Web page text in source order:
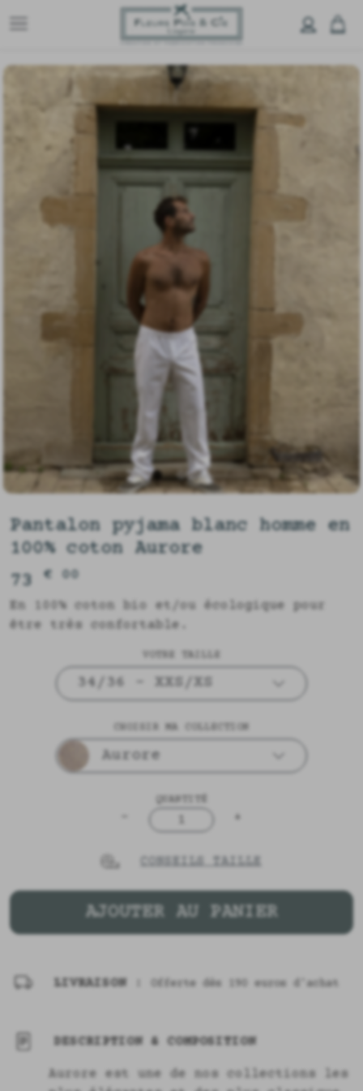
Pantalon pyjama blanc homme en
100% coton Aurore
73€ 00
En 100% coton bio et/ou écologique pour
être très confortable.
VOTRE TAILLE
34/36 - XXS/XS
CHOISIR MA COLLECTION
Aurore
QUANTITÉ
+
CONSEILS TAILLE
AJOUTER AU PANIER
LIVRAISON : Offerte dès 190 euros d'achat
DESCRIPTION & COMPOSITION
Aurore est une de nos collections les